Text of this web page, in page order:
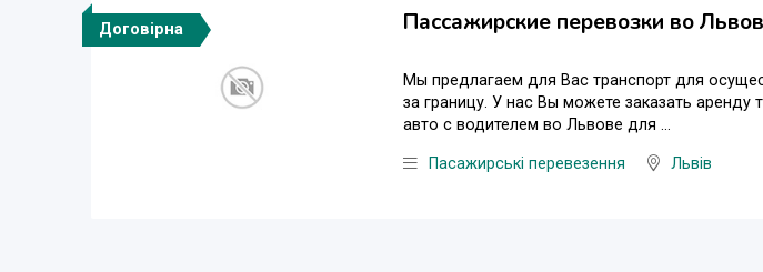
Договірна Пассажирские перевозки во
Мы предлагаем для Вас транспорт для
за границу. У нас Вы можете заказать аренду
авто с водителем во Львове для ...
Пасажирські перевезення Львів